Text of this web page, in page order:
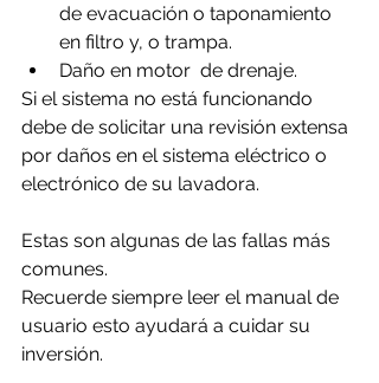
de evacuación o taponamiento
en filtro y, o trampa.
Daño en motor  de drenaje.
Si el sistema no está funcionando
debe de solicitar una revisión extensa
por daños en el sistema eléctrico o
electrónico de su lavadora.
Estas son algunas de las fallas más
comunes.
Recuerde siempre leer el manual de
usuario esto ayudará a cuidar su
inversión.